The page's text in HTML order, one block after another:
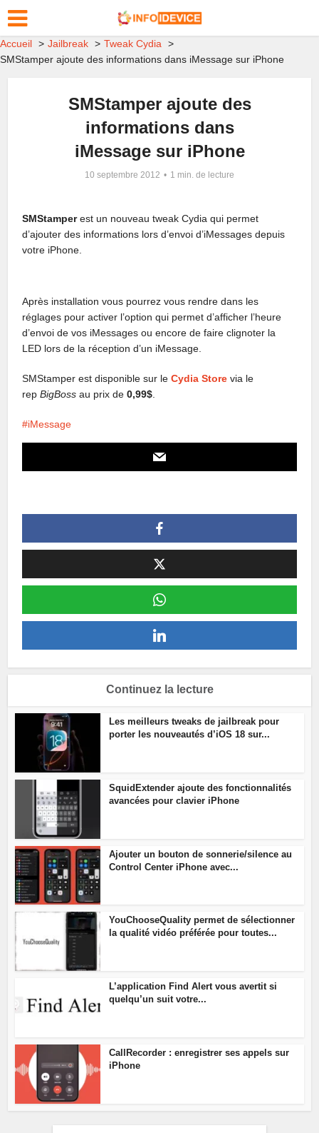
Accueil Jailbreak
Tweak Cydia
SMStamper ajoute des informations dans iMessage sur iPhone
SMStamper ajoute des
informations dans
iMessage sur iPhone
10 septembre 2012 1 min. de lecture
SMStamperest un nouveau tweak Cydia qui permet
d’ajouter des informations lors d’envoi d’iMessages depuis
votre iPhone.
Après installation vous pourrez vous rendre dans les
réglages pour activer l’option qui permet d’afficher l’heure
d’envoi de vos iMessages ou encore de faire clignoter la
LED lors de la réception d’un iMessage.
SMStamper est disponible sur leCydia Store via le
repBigBoss au prix de0,99$
iMessage
Continuez la lecture
Les meilleurs tweaks de jailbreak pour
porter les nouveautés d’iOS 18 sur...
SquidExtender ajoute des fonctionnalités
avancées pour clavier iPhone
Ajouter un bouton de sonnerie/silence au
Control Center iPhone avec...
YouChooseQuality permet de sélectionner
la qualité vidéo préférée pour toutes...
L’application Find Alert vous avertit si
quelqu’un suit votre...
CallRecorder : enregistrer ses appels sur
iPhone